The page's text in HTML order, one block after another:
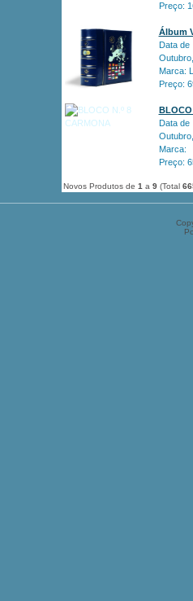
Preço:
Álbum
Data de
Marca:
Preço:
BLOCO
Data de
Marca:
Preço:
Novos Produtos de 1 a 9(Total